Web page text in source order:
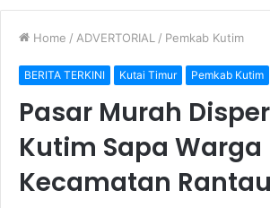
Home / ADVERTORIAL / Pemkab Kutim
BERITA TERKINI Kutai Timur Pemkab Kutim
Pasar Murah
Kutim Sapa Warga
Kecamatan